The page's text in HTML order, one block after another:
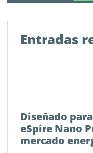
Entradas
Diseñado
eSpire Nano
mercado